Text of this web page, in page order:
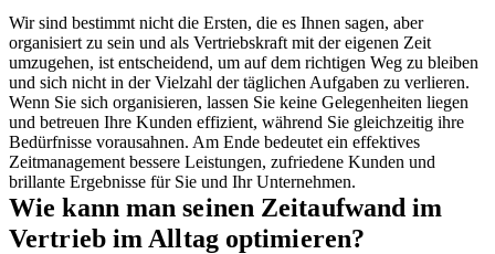
Wir sind bestimmt nicht die Ersten, die es Ihnen sagen, aber
organisiert zu sein und als Vertriebskraft mit der eigenen Zeit
umzugehen, ist entscheidend, um auf dem richtigen Weg zu bleiben
und sich nicht in der Vielzahl der täglichen Aufgaben zu verlieren.
Wenn Sie sich organisieren, lassen Sie keine Gelegenheiten liegen
und betreuen Ihre Kunden effizient, während Sie gleichzeitig ihre
Bedürfnisse vorausahnen. Am Ende bedeutet ein effektives
Zeitmanagement bessere Leistungen, zufriedene Kunden und
brillante Ergebnisse für Sie und Ihr Unternehmen.
Wie kann man seinen Zeitaufwand im
Vertrieb im Alltag optimieren?